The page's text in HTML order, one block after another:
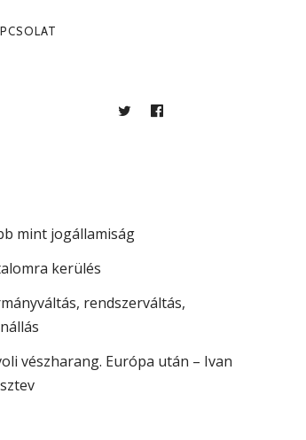
TWITTERFACEBOOK
mint jogállamiság
kerülés
rendszerváltás,
vészharang. Európa után – Ivan